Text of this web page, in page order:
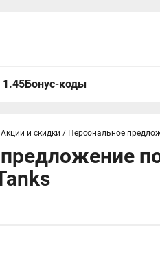
1.45Бонус-коды
Акции и скидки / Персональное